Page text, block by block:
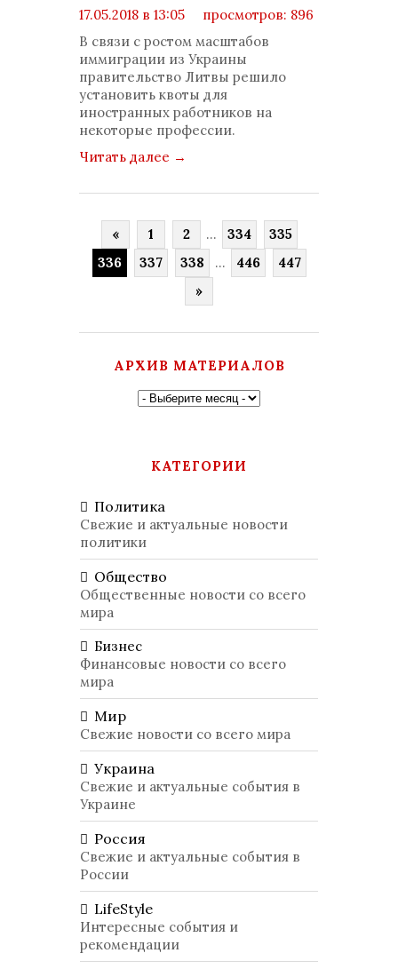
17.05.2018 в 13:05
просмотров: 896
В связи с ростом масштабов
иммиграции из Украины
правительство Литвы решило
установить квоты для
иностранных работников на
некоторые профессии.
Читать далее →
« 1 2 ... 334
335
336
337 338 ... 446
447
»
АРХИВ МАТЕРИАЛОВ
КАТЕГОРИИ
Политика
Свежие и актуальные новости
политики
Общество
Общественные новости со всего
мира
Бизнес
Финансовые новости со всего
мира
Мир
Свежие новости со всего мира
Украина
Свежие и актуальные события в
Украине
Россия
Свежие и актуальные события в
России
LifeStyle
Интересные события и
рекомендации